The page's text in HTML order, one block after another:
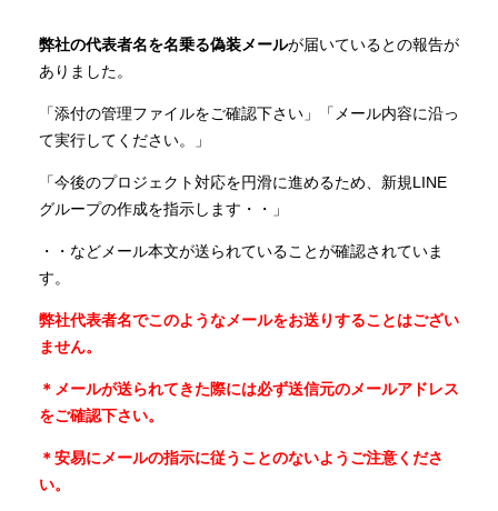
施設予約
よくあるご質問
お問い合わせ
サイトマップ サイトポリシー
弊社の代表者名を名乗る偽装メールが届いているとの報告が
ありました。
「添付の管理ファイルをご確認下さい」「メール内容に沿っ
て実行してください。」
「今後のプロジェクト対応を円滑に進めるため、新規LINE
グループの作成を指示します・・」
・・などメール本文が送られていることが確認されていま
す。
弊社代表者名でこのようなメールをお送りすることはござい
ません。
＊メールが送られてきた際には必ず送信元のメールアドレス
をご確認下さい。
＊安易にメールの指示に従うことのないようご注意くださ
い。